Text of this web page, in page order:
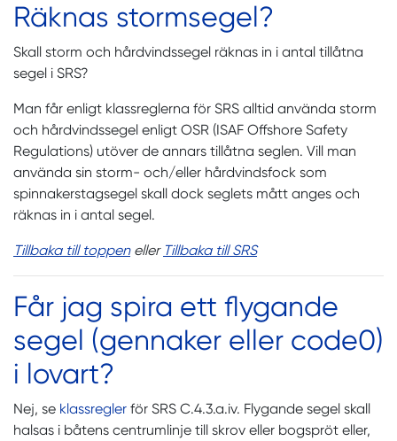
Räknas stormsegel?
Skall storm och hårdvindssegel räknas in i antal tillåtna
segel i SRS?
Man får enligt klassreglerna för SRS alltid använda storm
och hårdvindssegel enligt OSR (ISAF Offshore Safety
Regulations) utöver de annars tillåtna seglen. Vill man
använda sin storm- och/eller hårdvindsfock som
spinnakerstagsegel skall dock seglets mått anges och
räknas in i antal segel.
Tillbaka till toppeneller Tillbaka till SRS
Får jag spira ett flygande
segel (gennaker eller code0)
i lovart?
Nej, se klassregler för SRS C.4.3.a.iv. Flygande segel skall
halsas i båtens centrumlinje till skrov eller bogspröt eller,